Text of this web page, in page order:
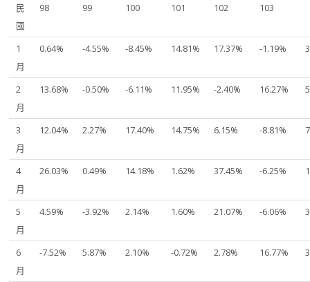
民
國
98 99 100 101 102 103
1
月
0.64% -4.55% -8.45% 14.81% 17.37% -1.19%
2
月
13.68% -0.50% -6.11% 11.95% -2.40% 16.27%
3
月
12.04% 2.27% 17.40% 14.75% 6.15% -8.81%
4
月
26.03% 0.49% 14.18% 1.62% 37.45% -6.25%
5
月
4.59% -3.92% 2.14% 1.60% 21.07% -6.06%
6
月
-7.52% 5.87% 2.10% -0.72% 2.78% 16.77%